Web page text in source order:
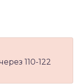
110-122